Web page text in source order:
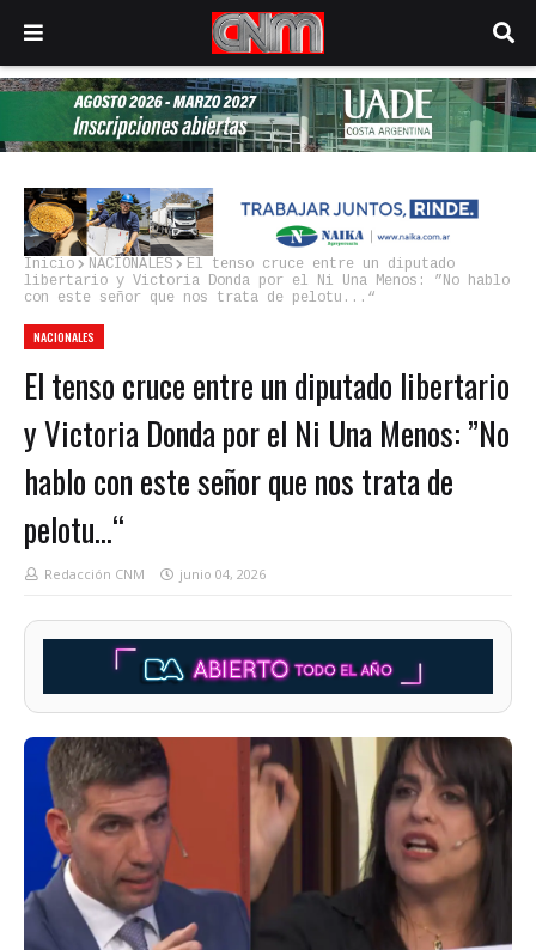
Inicio NACIONALES
El tenso cruce entre un diputado
libertario y Victoria Donda por el Ni Una Menos: ”No hablo
con este señor que nos trata de pelotu...“
NACIONALES
El tenso cruce entre un diputado libertario
y Victoria Donda por el Ni Una Menos: ”No
hablo con este señor que nos trata de
pelotu...“
Redacción CNM junio 04, 2026